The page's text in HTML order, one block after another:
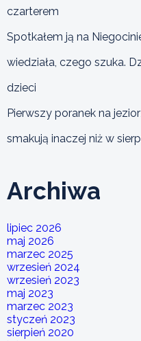
czarterem
Spotkałem ją na
wiedziała, czego szuka.
dzieci
Pierwszy poranek na
smakują inaczej niż w
Archiwa
lipiec 2026
maj 2026
marzec 2025
wrzesień 2024
wrzesień 2023
maj 2023
marzec 2023
styczeń 2023
sierpień 2020